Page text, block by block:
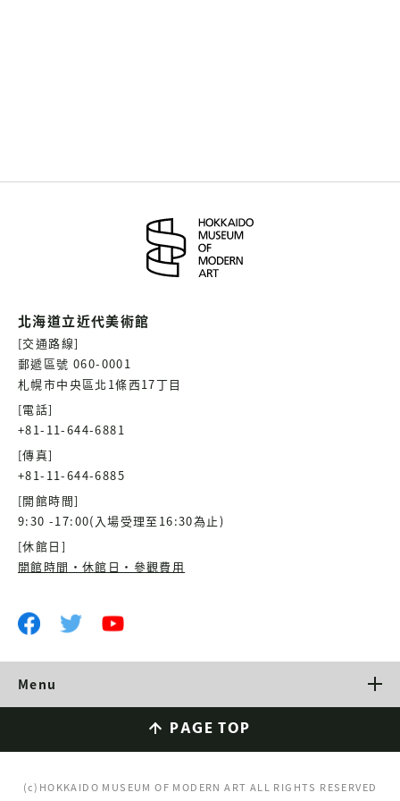
北海道立近代美術館
[交通路線]
郵遞區號 060-0001
札幌市中央區北1條西17丁目
[電話]
+81-11-644-6881
[傳真]
+81-11-644-6885
[開館時間]
9:30 -17:00(入場受理至16:30為止)
[休館日]
開館時間・休館日・參觀費用
Menu
PAGE TOP
(c)HOKKAIDO MUSEUM OF MODERN ART ALL RIGHTS RESERVED